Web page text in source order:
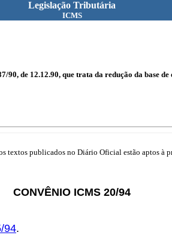
Legislação Tributária
ICMS
90, de 12.12.90, que trata da redução da base
textos publicados no Diário Oficial estão aptos à
CONVÊNIO ICMS 20/94
94.